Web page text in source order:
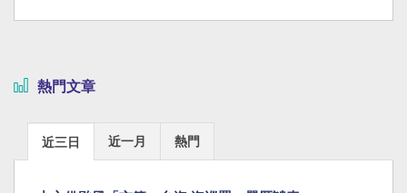
熱門文章
近三日 近一月 熱門